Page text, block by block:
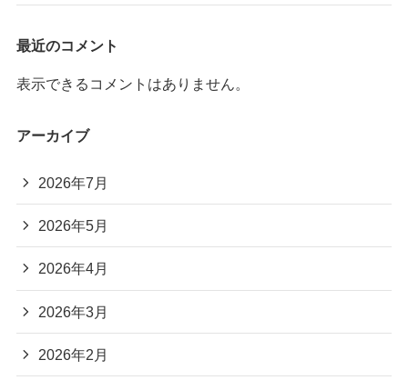
最近のコメント
表示できるコメントはありません。
アーカイブ
2026年7月
2026年5月
2026年4月
2026年3月
2026年2月